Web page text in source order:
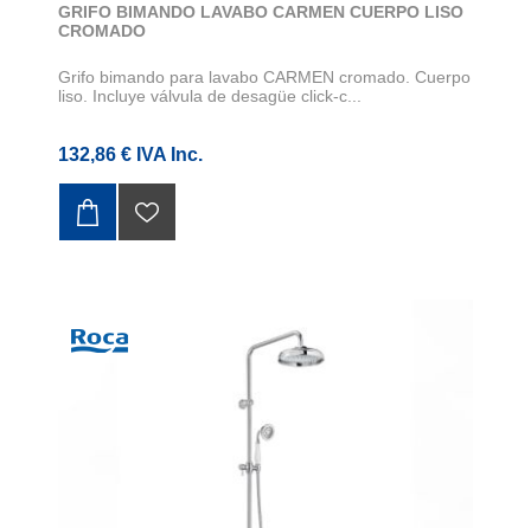
GRIFO BIMANDO LAVABO CARMEN CUERPO LISO
CROMADO
Grifo bimando para lavabo CARMEN cromado. Cuerpo
liso. Incluye válvula de desagüe click-c...
132,86 € IVA Inc.